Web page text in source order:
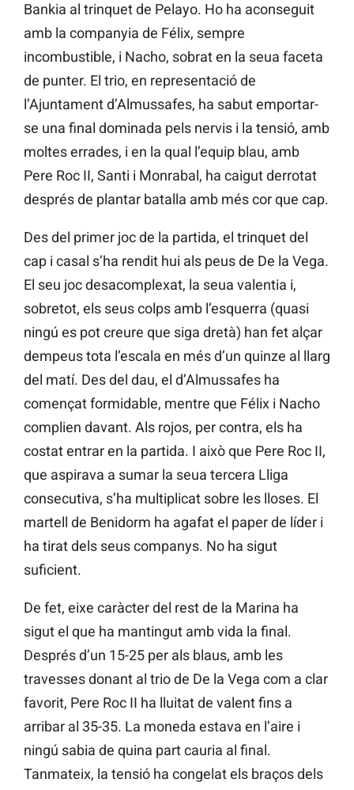
Bankia al trinquet de Pelayo. Ho ha aconseguit
amb la companyia de Félix, sempre
incombustible, i Nacho, sobrat en la seua faceta
de punter. El trio, en representació de
l’Ajuntament d’Almussafes, ha sabut emportar-
se una final dominada pels nervis i la tensió, amb
moltes errades, i en la qual l’equip blau, amb
Pere Roc II, Santi i Monrabal, ha caigut derrotat
després de plantar batalla amb més cor que cap.
Des del primer joc de la partida, el trinquet del
cap i casal s’ha rendit hui als peus de De la Vega.
El seu joc desacomplexat, la seua valentia i,
sobretot, els seus colps amb l’esquerra (quasi
ningú es pot creure que siga dretà) han fet alçar
dempeus tota l’escala en més d’un quinze al llarg
del matí. Des del dau, el d’Almussafes ha
començat formidable, mentre que Félix i Nacho
complien davant. Als rojos, per contra, els ha
costat entrar en la partida. I això que Pere Roc II,
que aspirava a sumar la seua tercera Lliga
consecutiva, s’ha multiplicat sobre les lloses. El
martell de Benidorm ha agafat el paper de líder i
ha tirat dels seus companys. No ha sigut
suficient.
De fet, eixe caràcter del rest de la Marina ha
sigut el que ha mantingut amb vida la final.
Després d’un 15-25 per als blaus, amb les
travesses donant al trio de De la Vega com a clar
favorit, Pere Roc II ha lluitat de valent fins a
arribar al 35-35. La moneda estava en l’aire i
ningú sabia de quina part cauria al final.
Tanmateix, la tensió ha congelat els braços dels